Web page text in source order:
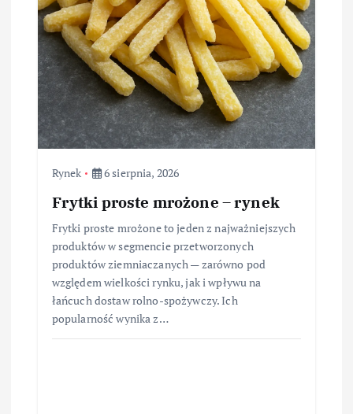
Rynek 6 sierpnia, 2026
Frytki proste mrożone – rynek
Frytki proste mrożone to jeden z najważniejszych
produktów w segmencie przetworzonych
produktów ziemniaczanych — zarówno pod
względem wielkości rynku, jak i wpływu na
łańcuch dostaw rolno-spożywczy. Ich
popularność wynika z…